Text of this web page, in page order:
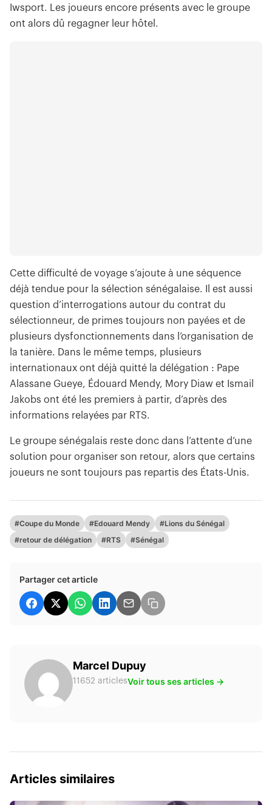
Iwsport. Les joueurs encore présents avec le groupe
ont alors dû regagner leur hôtel.
Cette difficulté de voyage s’ajoute à une séquence
déjà tendue pour la sélection sénégalaise. Il est aussi
question d’interrogations autour du contrat du
sélectionneur, de primes toujours non payées et de
plusieurs dysfonctionnements dans l’organisation de
la tanière. Dans le même temps, plusieurs
internationaux ont déjà quitté la délégation : Pape
Alassane Gueye, Édouard Mendy, Mory Diaw et Ismail
Jakobs ont été les premiers à partir, d’après des
informations relayées par RTS.
Le groupe sénégalais reste donc dans l’attente d’une
solution pour organiser son retour, alors que certains
joueurs ne sont toujours pas repartis des États-Unis.
#Coupe du Monde #Edouard Mendy
#Lions du Sénégal
#retour de délégation
#RTS #Sénégal
Partager cet article
Marcel Dupuy
11652 articlesVoir tous ses articles →
Articles similaires